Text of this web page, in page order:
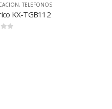
, TELEFONOS
KX-TGB112